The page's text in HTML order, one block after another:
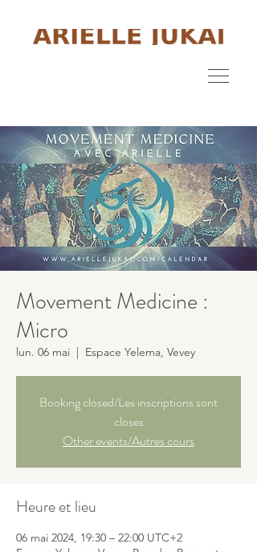
Movement Medicine :
Micro
lun. 06 mai
  |
Espace Yelema, Vevey
Booking closed/Les inscriptions sont
closes
Other events/Autres cours
Heure et lieu
06 mai 2024, 19:30 – 22:00 UTC+2